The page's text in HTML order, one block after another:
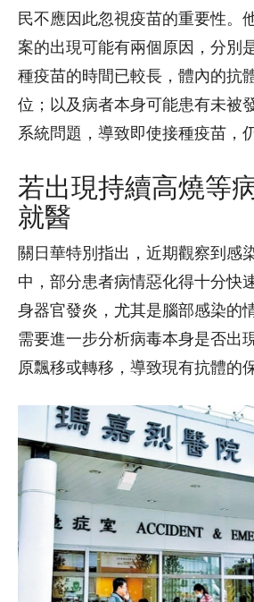
民不應因此忽視疫苗的重要性。
案的出現可能有兩個原因，分別
種疫苗的時間已較長，體內的抗
位；以及病者本身可能患有未被
系統問題，導致即使接種疫苗，
若出現持續高燒等
就醫
關日華特別指出，近期觀察到感
中，部分患者病情惡化得十分快
身器官發炎，尤其是腦部感染的
需要進一步分析病毒本身是否出
原飄移或轉移，導致現有抗體的